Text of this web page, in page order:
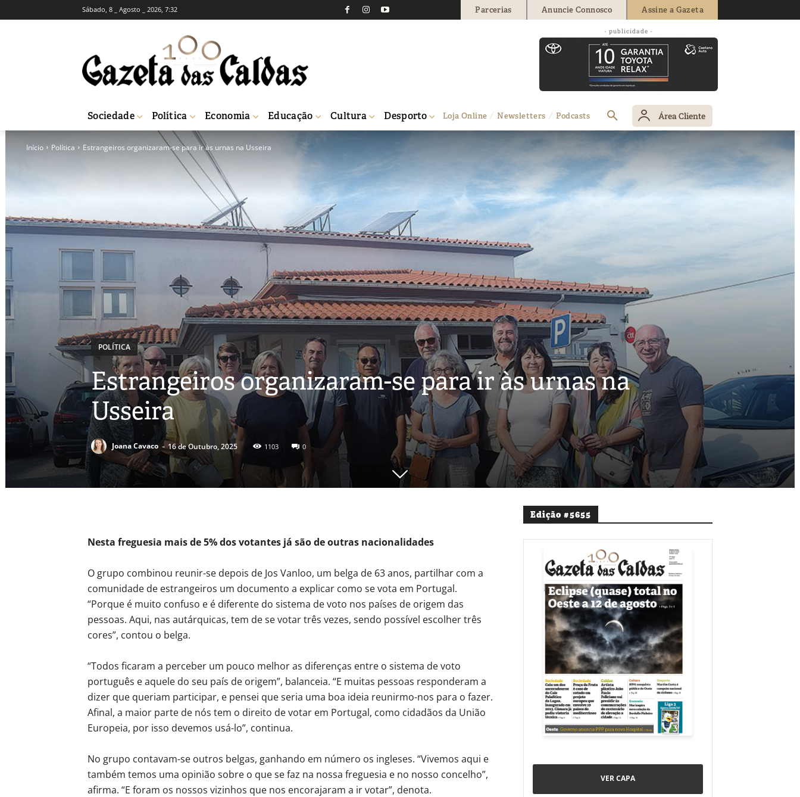
Sábado, 8 _ Agosto _ 2026, 7:32 Parcerias Anuncie Connosco Assine a Gazeta
- publicidade -
Sociedade Política Economia Educação Cultura Desporto Loja Online Newsletters Podcasts Área Cliente
Início Política Estrangeiros organizaram-se para ir às urnas na Usseira
POLÍTICA
Estrangeiros organizaram-se para ir às urnas na
Usseira
Joana Cavaco - 16 de Outubro, 2025 1103 0
Nesta freguesia mais de 5% dos votantes já são de outras nacionalidades
O grupo combinou reunir-se depois de Jos Vanloo, um belga de 63 anos, partilhar com a
comunidade de estrangeiros um documento a explicar como se vota em Portugal.
“Porque é muito confuso e é diferente do sistema de voto nos países de origem das
pessoas. Aqui, nas autárquicas, tem de se votar três vezes, sendo possível escolher três
cores”, contou o belga.
“Todos ficaram a perceber um pouco melhor as diferenças entre o sistema de voto
português e aquele do seu país de origem”, balanceia. “E muitas pessoas responderam a
dizer que queriam participar, e pensei que seria uma boa ideia reunirmo-nos para o fazer.
Afinal, a maior parte de nós tem o direito de votar em Portugal, como cidadãos da União
Europeia, por isso devemos usá-lo”, continua.
No grupo contavam-se outros belgas, ganhando em número os ingleses. “Vivemos aqui e
também temos uma opinião sobre o que se faz na nossa freguesia e no nosso concelho”,
afirma. “E foram os nossos vizinhos que nos encorajaram a ir votar”, denota.
Edição #5655
VER CAPA